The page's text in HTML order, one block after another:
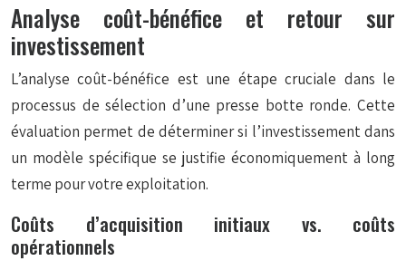
Analyse coût-bénéfice et retour sur
investissement
L’analyse coût-bénéfice est une étape cruciale dans le
processus de sélection d’une presse botte ronde. Cette
évaluation permet de déterminer si l’investissement dans
un modèle spécifique se justifie économiquement à long
terme pour votre exploitation.
Coûts d’acquisition initiaux vs. coûts
opérationnels